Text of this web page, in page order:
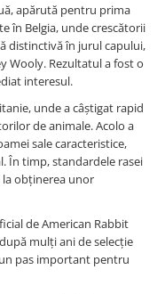
apărută pentru prima
în Belgia, unde crescătorii
distinctivă în jurul capului,
Wooly. Rezultatul a fost o
interesul.
unde a câștigat rapid
de animale. Acolo a
sale caracteristice,
În timp, standardele rasei
la obținerea unor
de American Rabbit
mulți ani de selecție
pas important pentru